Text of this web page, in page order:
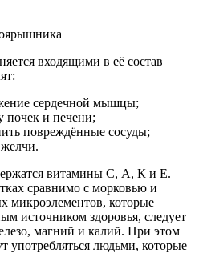
входящими в её состав
сердечной мышцы;
почек и печени;
повреждённые сосуды;
витамины С, А, К и Е.
сравнимо с морковью и
которые
источником здоровья, следует
магний и калий. При этом
употребляться людьми, которые